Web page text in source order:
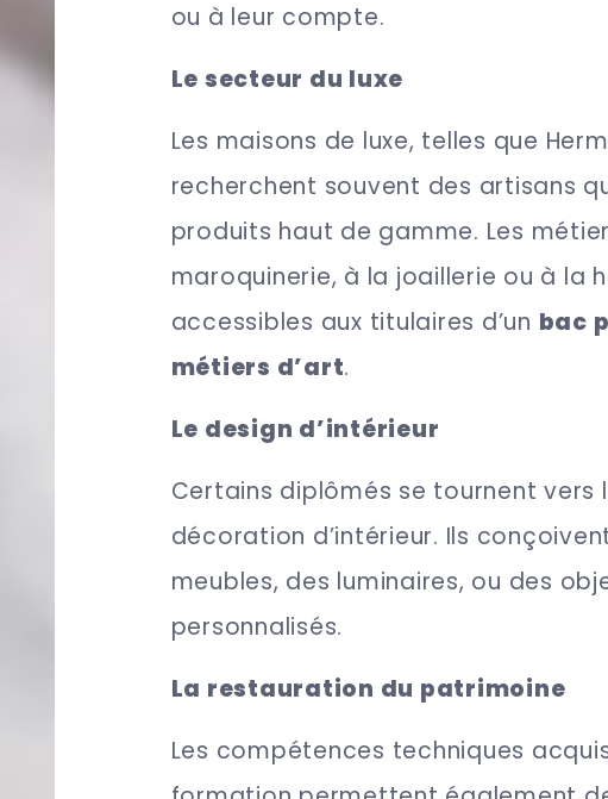
ou à leur compte.
Le secteur du luxe
Les maisons de luxe, telles que
recherchent souvent des artisans
produits haut de gamme. Les
maroquinerie, à la joaillerie ou à la
accessibles aux titulaires d’un bac
métiers d’art.
Le design d’intérieur
Certains diplômés se tournent vers
décoration d’intérieur. Ils
meubles, des luminaires, ou des
personnalisés.
La restauration du patrimoine
Les compétences techniques